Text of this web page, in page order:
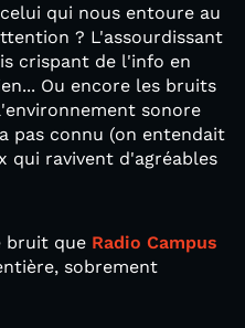
qui nous entoure au
? L'assourdissant
crispant de l'info en
Ou encore les bruits
sonore
pas connu (on entendait
qui ravivent d'agréables
bruit que Radio Campus
sobrement